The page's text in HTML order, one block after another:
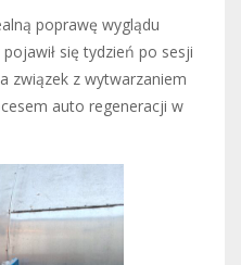
poprawę wyglądu
się tydzień po sesji
związek z wytwarzaniem
auto regeneracji w